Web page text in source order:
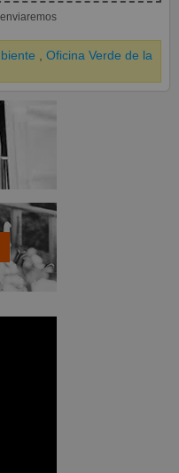
Oficina Verde de la